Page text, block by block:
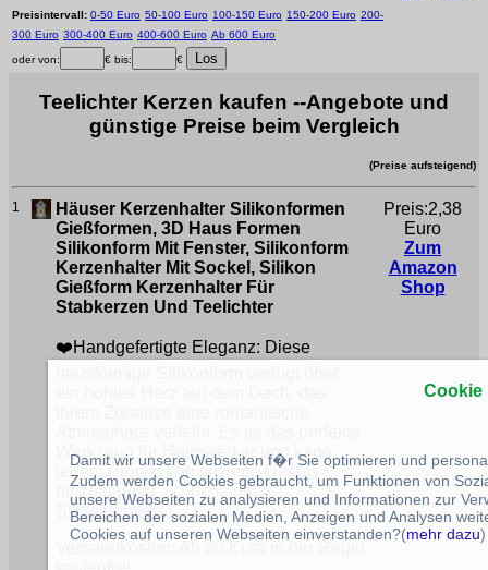
Preisintervall: 0-50 Euro 50-100 Euro 100-150 Euro 150-200 Euro 200-
300 Euro 300-400 Euro 400-600 Euro Ab 600 Euro
oder von: € bis: €
Teelichter Kerzen kaufen --Angebote und
günstige Preise beim Vergleich
(Preise aufsteigend)
1
Häuser Kerzenhalter Silikonformen
Gießformen, 3D Haus Formen
Silikonform Mit Fenster, Silikonform
Kerzenhalter Mit Sockel, Silikon
Gießform Kerzenhalter Für
Stabkerzen Und Teelichter
❤️Handgefertigte Eleganz: Diese
Werkzeug für Heimwerker und kann
jedem Projekt komplizierte Details
hinzufügen u ...(Suche nach
Silikonformen)
Preis:2,38
Euro
Zum
Amazon
Shop
Cookie
Damit wir unsere Webseiten f�r Sie optimieren und
Zudem werden Cookies gebraucht, um Funktionen von
unsere Webseiten zu analysieren und Informationen zur
Bereichen der sozialen Medien, Anzeigen und Analysen
Cookies auf unseren Webseiten einverstanden?(mehr dazu)